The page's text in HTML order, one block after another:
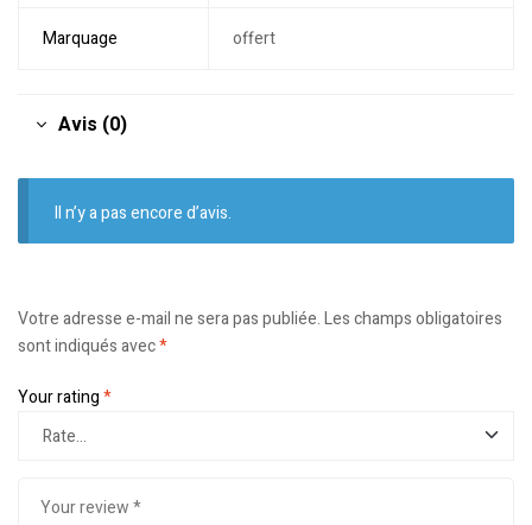
Marquage offert
Avis (0)
Il n’y a pas encore d’avis.
Votre adresse e-mail ne sera pas publiée.Les champs obligatoires
sont indiqués avec*
Your rating*